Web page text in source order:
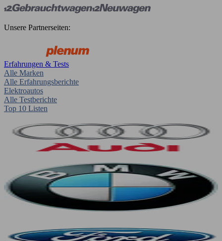
Unsere Partnerseiten:
Erfahrungen & Tests
Alle Marken
Alle Erfahrungsberichte
Elektroautos
Alle Testberichte
Top 10 Listen